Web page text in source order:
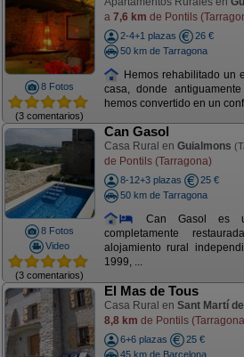
8 Fotos
(3 comentarios)
a 7,6 km de Pontils
2-4+1 plazas
26 €
50 km de Tarragona
Hemos rehabilitado un
casa, donde
hemos convertido en un
8 Fotos
Video
(3 comentarios)
Can Gasol
Casa Rural en Guialmons
de Pontils (Tarragona)
8-12+3 plazas
25 €
50 km de Tarragona
Can Gasol es
completamente
alojamiento rural
1999, ...
El Mas de Tous
Casa Rural en Sant Martí
8,8 km de Pontils
6+6 plazas
25 €
45 km de Barcelona